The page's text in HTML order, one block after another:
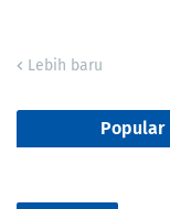
Lebih baru
Popular